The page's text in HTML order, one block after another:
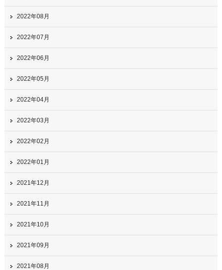
2022年08月
2022年07月
2022年06月
2022年05月
2022年04月
2022年03月
2022年02月
2022年01月
2021年12月
2021年11月
2021年10月
2021年09月
2021年08月